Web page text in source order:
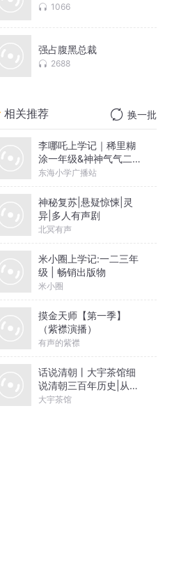
1066
强占腹黑总裁
2688
相关推荐 换一批
李哪吒上学记｜稀里糊
涂一年级&神神气气二年
级
东海小学广播站
神秘复苏|悬疑惊悚|灵
异|多人有声剧
北冥有声
米小圈上学记:一二三年
级 | 畅销出版物
米小圈
摸金天师【第一季】
（紫襟演播）
有声的紫襟
话说清朝丨大宇茶馆细
说清朝三百年历史|从努
尔哈赤到末代皇帝溥仪|
大宇茶馆